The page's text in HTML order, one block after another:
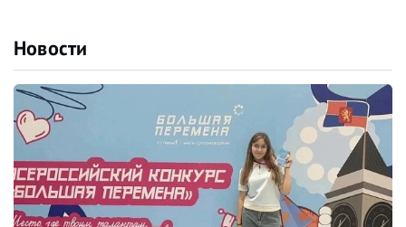
Новости